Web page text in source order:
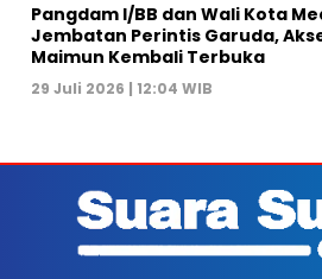
Pangdam I/BB dan Wali Kota
Jembatan Perintis Garuda,
Maimun Kembali Terbuka
29 Juli 2026 | 12:04 WIB